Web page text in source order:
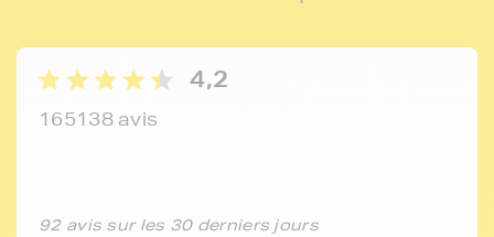
4,2
165138 avis
92 avis sur les 30 derniers jours